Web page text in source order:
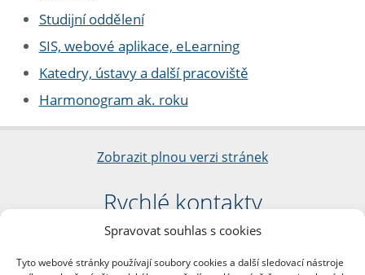
Spravovat souhlas s cookies
Tyto webové stránky používají soubory cookies a další sledovací nástroje
Studijní oddělení
SIS, webové aplikace, eLearning
Katedry, ústavy a další pracoviště
Harmonogram ak. roku
Zobrazit plnou verzi stránek
Rychlé kontakty
Filozofická fakulta
nám. Jana Palacha 1/2